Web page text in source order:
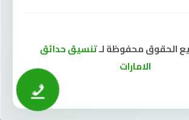
تنسيق حدائق
الامارات